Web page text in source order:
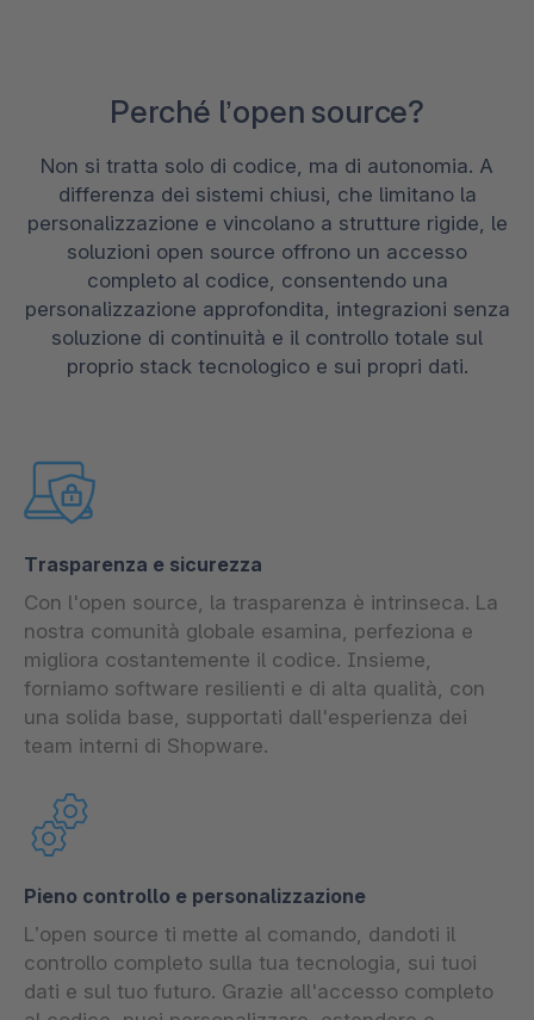
Perché l’open source?
Non si tratta solo di codice, ma di autonomia. A
differenza dei sistemi chiusi, che limitano la
personalizzazione e vincolano a strutture rigide, le
soluzioni open source offrono un accesso
completo al codice, consentendo una
personalizzazione approfondita, integrazioni senza
soluzione di continuità e il controllo totale sul
proprio stack tecnologico e sui propri dati.
Trasparenza e sicurezza
Con l'open source, la trasparenza è intrinseca. La
nostra comunità globale esamina, perfeziona e
migliora costantemente il codice. Insieme,
forniamo software resilienti e di alta qualità, con
una solida base, supportati dall'esperienza dei
team interni di Shopware.
Pieno controllo e personalizzazione
L’open source ti mette al comando, dandoti il
controllo completo sulla tua tecnologia, sui tuoi
dati e sul tuo futuro. Grazie all'accesso completo